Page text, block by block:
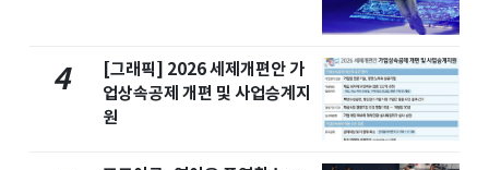
4
[그래픽] 2026 세제개편안 가
업상속공제 개편 및 사업승계지
원